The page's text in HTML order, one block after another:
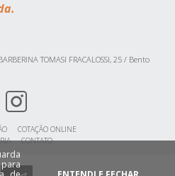
COTAÇÃO ONLINE
CONTATO
TOMASI FRACALOSSI, 25 / Bento